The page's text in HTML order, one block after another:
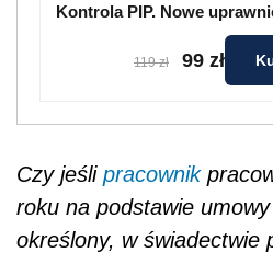
Kontrola PIP. Nowe
119 zł 99 zł
Czy jeśli pracownik
roku na podstawie
określony, w świadectwie